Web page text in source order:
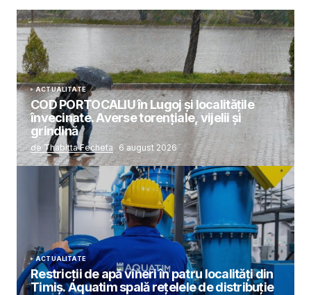
ACTUALITATE
COD PORTOCALIU în Lugoj și localitățile
învecinate. Averse torențiale, vijelii și
grindină
de Thabitta Fecheta 6 august 2026
ACTUALITATE
Restricții de apă vineri în patru localități din
Timiș. Aquatim spală rețelele de distribuție